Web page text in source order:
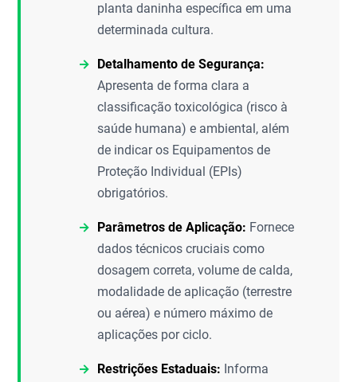
planta daninha específica em uma
determinada cultura.
Detalhamento de Segurança:
Apresenta de forma clara a
classificação toxicológica (risco à
saúde humana) e ambiental, além
de indicar os Equipamentos de
Proteção Individual (EPIs)
obrigatórios.
Parâmetros de Aplicação: Fornece
dados técnicos cruciais como
dosagem correta, volume de calda,
modalidade de aplicação (terrestre
ou aérea) e número máximo de
aplicações por ciclo.
Restrições Estaduais: Informa